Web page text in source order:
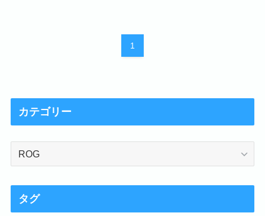
1
カテゴリー
カ
タグ